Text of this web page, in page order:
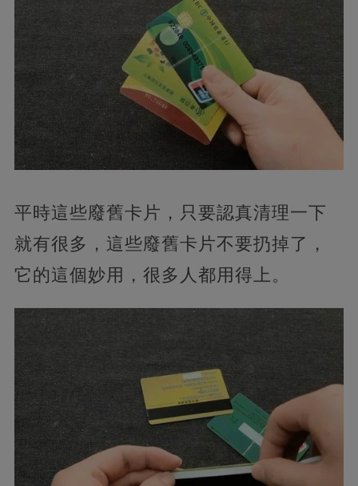
平時這些廢舊卡片，只要認真清理一下
就有很多，這些廢舊卡片不要扔掉了，
它的這個妙用，很多人都用得上。